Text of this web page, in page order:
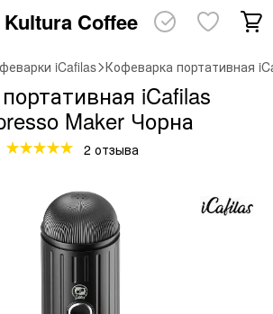
Kultura Coffee
iCafilas Кофеварка портативная
iCafilas
Maker Чорна
2 отзыва